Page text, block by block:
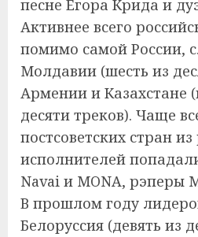
песне Егора Крида и
Активнее всего
помимо самой России,
Молдавии (шесть из
Армении и Казахстане
десяти треков). Чаще
постсоветских стран
исполнителей
Navai и MONA, рэперы
В прошлом году
Белоруссия (девять из